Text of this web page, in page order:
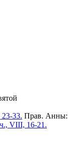
33. Прав. Анны:
VIII, 16-21.